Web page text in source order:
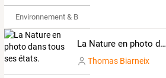
Environnement & Bio
La Nature en photo dans tous ses états.
Thomas Biarneix